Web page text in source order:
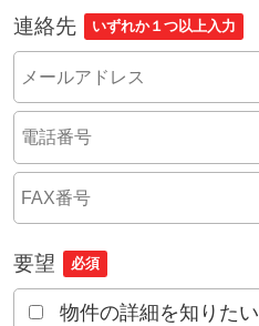
連絡先 いずれか１つ以上入力
要望 必須
物件の詳細を知りたい